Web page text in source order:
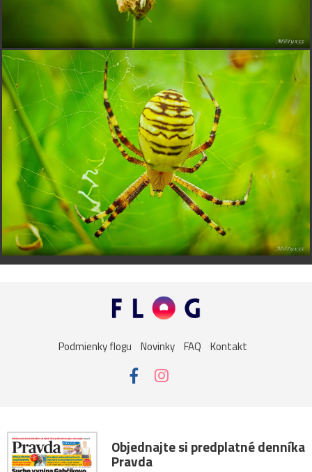
Podmienky flogu Novinky FAQ Kontakt
Objednajte si predplatné denníka
Pravda